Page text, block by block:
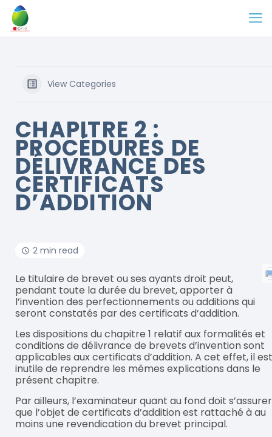
View Categories
CHAPITRE 2 :
PROCÉDURES DE
DÉLIVRANCE DES
CERTIFICATS
D’ADDITION
2 min read
Le titulaire de brevet ou ses ayants droit peut,
pendant toute la durée du brevet, apporter à
l’invention des perfectionnements ou additions qui
seront constatés par des certificats d’addition.
Les dispositions du chapitre 1 relatif aux formalités et
conditions de délivrance de brevets d’invention sont
applicables aux certificats d’addition. A cet effet, il est
inutile de reprendre les mêmes explications dans le
présent chapitre.
Par ailleurs, l’examinateur quant au fond doit s’assurer
que l’objet de certificats d’addition est rattaché à au
moins une revendication du brevet principal.